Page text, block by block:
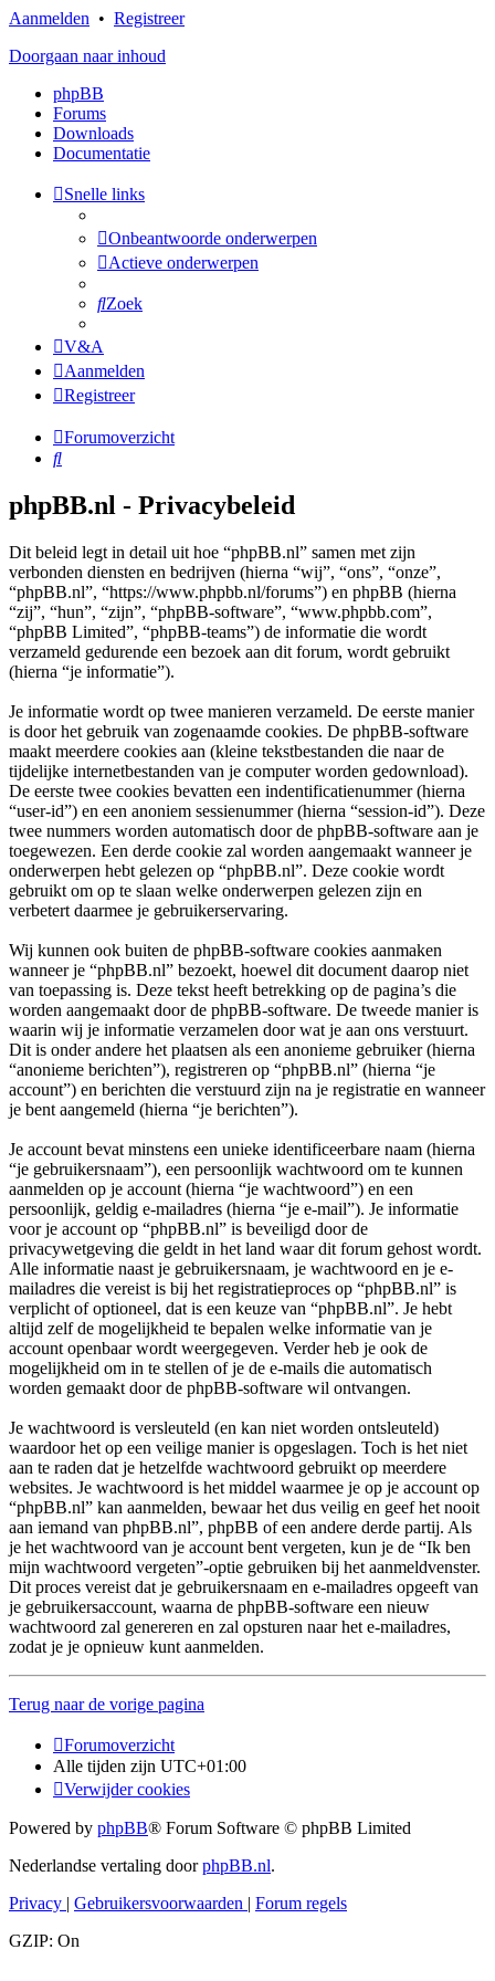
Aanmelden • Registreer
Doorgaan naar inhoud
phpBB
Forums
Downloads
Documentatie
Snelle links
Onbeantwoorde onderwerpen
Actieve onderwerpen
Zoek
V&A
Aanmelden
Registreer
Forumoverzicht
Zoek
phpBB.nl - Privacybeleid
Dit beleid legt in detail uit hoe “phpBB.nl” samen met zijn
verbonden diensten en bedrijven (hierna “wij”, “ons”, “onze”,
“phpBB.nl”, “https://www.phpbb.nl/forums”) en phpBB (hierna
“zij”, “hun”, “zijn”, “phpBB-software”, “www.phpbb.com”,
“phpBB Limited”, “phpBB-teams”) de informatie die wordt
verzameld gedurende een bezoek aan dit forum, wordt gebruikt
(hierna “je informatie”).
Je informatie wordt op twee manieren verzameld. De eerste manier
is door het gebruik van zogenaamde cookies. De phpBB-software
maakt meerdere cookies aan (kleine tekstbestanden die naar de
tijdelijke internetbestanden van je computer worden gedownload).
De eerste twee cookies bevatten een indentificatienummer (hierna
“user-id”) en een anoniem sessienummer (hierna “session-id”). Deze
twee nummers worden automatisch door de phpBB-software aan je
toegewezen. Een derde cookie zal worden aangemaakt wanneer je
onderwerpen hebt gelezen op “phpBB.nl”. Deze cookie wordt
gebruikt om op te slaan welke onderwerpen gelezen zijn en
verbetert daarmee je gebruikerservaring.
Wij kunnen ook buiten de phpBB-software cookies aanmaken
wanneer je “phpBB.nl” bezoekt, hoewel dit document daarop niet
van toepassing is. Deze tekst heeft betrekking op de pagina’s die
worden aangemaakt door de phpBB-software. De tweede manier is
waarin wij je informatie verzamelen door wat je aan ons verstuurt.
Dit is onder andere het plaatsen als een anonieme gebruiker (hierna
“anonieme berichten”), registreren op “phpBB.nl” (hierna “je
account”) en berichten die verstuurd zijn na je registratie en wanneer
je bent aangemeld (hierna “je berichten”).
Je account bevat minstens een unieke identificeerbare naam (hierna
“je gebruikersnaam”), een persoonlijk wachtwoord om te kunnen
aanmelden op je account (hierna “je wachtwoord”) en een
persoonlijk, geldig e-mailadres (hierna “je e-mail”). Je informatie
voor je account op “phpBB.nl” is beveiligd door de
privacywetgeving die geldt in het land waar dit forum gehost wordt.
Alle informatie naast je gebruikersnaam, je wachtwoord en je e-
mailadres die vereist is bij het registratieproces op “phpBB.nl” is
verplicht of optioneel, dat is een keuze van “phpBB.nl”. Je hebt
altijd zelf de mogelijkheid te bepalen welke informatie van je
account openbaar wordt weergegeven. Verder heb je ook de
mogelijkheid om in te stellen of je de e-mails die automatisch
worden gemaakt door de phpBB-software wil ontvangen.
Je wachtwoord is versleuteld (en kan niet worden ontsleuteld)
waardoor het op een veilige manier is opgeslagen. Toch is het niet
aan te raden dat je hetzelfde wachtwoord gebruikt op meerdere
websites. Je wachtwoord is het middel waarmee je op je account op
“phpBB.nl” kan aanmelden, bewaar het dus veilig en geef het nooit
aan iemand van phpBB.nl”, phpBB of een andere derde partij. Als
je het wachtwoord van je account bent vergeten, kun je de “Ik ben
mijn wachtwoord vergeten”-optie gebruiken bij het aanmeldvenster.
Dit proces vereist dat je gebruikersnaam en e-mailadres opgeeft van
je gebruikersaccount, waarna de phpBB-software een nieuw
wachtwoord zal genereren en zal opsturen naar het e-mailadres,
zodat je je opnieuw kunt aanmelden.
Terug naar de vorige pagina
Forumoverzicht
Alle tijden zijn UTC+01:00
Verwijder cookies
Powered by phpBB® Forum Software © phpBB Limited
Nederlandse vertaling doorphpBB.nl.
Privacy | Gebruikersvoorwaarden | Forum regels
GZIP: On